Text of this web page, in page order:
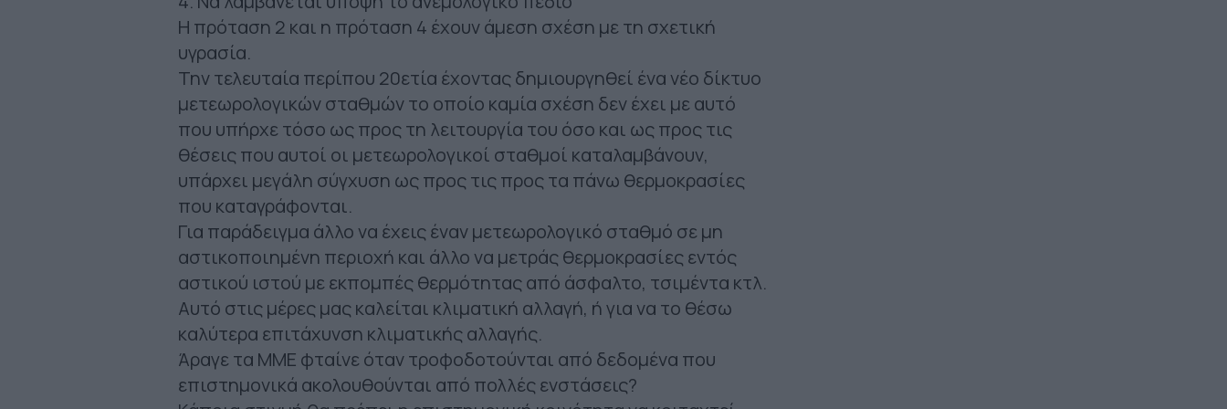
Η πρόταση 2 και η πρόταση 4 έχουν άμεση σχέση με τη σχετική
υγρασία.
Την τελευταία περίπου 20ετία έχοντας δημιουργηθεί ένα νέο δίκτυο
μετεωρολογικών σταθμών το οποίο καμία σχέση δεν έχει με αυτό
που υπήρχε τόσο ως προς τη λειτουργία του όσο και ως προς τις
θέσεις που αυτοί οι μετεωρολογικοί σταθμοί καταλαμβάνουν,
υπάρχει μεγάλη σύγχυση ως προς τις προς τα πάνω θερμοκρασίες
που καταγράφονται.
Για παράδειγμα άλλο να έχεις έναν μετεωρολογικό σταθμό σε μη
αστικοποιημένη περιοχή και άλλο να μετράς θερμοκρασίες εντός
αστικού ιστού με εκπομπές θερμότητας από άσφαλτο, τσιμέντα κτλ.
Αυτό στις μέρες μας καλείται κλιματική αλλαγή, ή για να το θέσω
καλύτερα επιτάχυνση κλιματικής αλλαγής.
Άραγε τα ΜΜΕ φταίνε όταν τροφοδοτούνται από δεδομένα που
επιστημονικά ακολουθούνται από πολλές ενστάσεις?